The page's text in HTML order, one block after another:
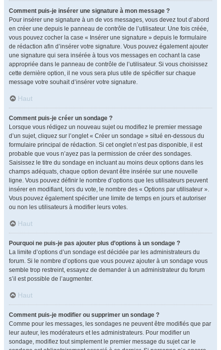
Comment puis-je insérer une signature à mon message ?
Pour insérer une signature à un de vos messages, vous devez tout d’abord
en créer une depuis le panneau de contrôle de l’utilisateur. Une fois créée,
vous pouvez cocher la case « Insérer une signature » depuis le formulaire
de rédaction afin d’insérer votre signature. Vous pouvez également ajouter
une signature qui sera insérée à tous vos messages en cochant la case
appropriée dans le panneau de contrôle de l’utilisateur. Si vous choisissez
cette dernière option, il ne vous sera plus utile de spécifier sur chaque
message votre souhait d’insérer votre signature.
Haut
Comment puis-je créer un sondage ?
Lorsque vous rédigez un nouveau sujet ou modifiez le premier message
d’un sujet, cliquez sur l’onglet « Créer un sondage » situé en-dessous du
formulaire principal de rédaction. Si cet onglet n’est pas disponible, il est
probable que vous n’ayez pas la permission de créer des sondages.
Saisissez le titre du sondage en incluant au moins deux options dans les
champs adéquats, chaque option devant être insérée sur une nouvelle
ligne. Vous pouvez définir le nombre d’options que les utilisateurs peuvent
insérer en modifiant, lors du vote, le nombre des « Options par utilisateur ».
Vous pouvez également spécifier une limite de temps en jours et autoriser
ou non les utilisateurs à modifier leurs votes.
Haut
Pourquoi ne puis-je pas ajouter plus d’options à un sondage ?
La limite d’options d’un sondage est décidée par les administrateurs du
forum. Si le nombre d’options que vous pouvez ajouter à un sondage vous
semble trop restreint, essayez de demander à un administrateur du forum
s’il est possible de l’augmenter.
Haut
Comment puis-je modifier ou supprimer un sondage ?
Comme pour les messages, les sondages ne peuvent être modifiés que par
leur auteur, les modérateurs et les administrateurs. Pour modifier un
sondage, modifiez tout simplement le premier message du sujet car le